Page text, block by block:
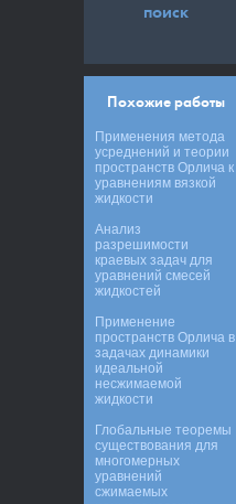
поиск
Похожие работы
Применения метода
усреднений и теории
пространств Орлича к
уравнениям вязкой
жидкости
Анализ
разрешимости
краевых задач для
уравнений смесей
жидкостей
Применение
пространств Орлича в
задачах динамики
идеальной
несжимаемой
жидкости
Глобальные теоремы
существования для
многомерных
уравнений
сжимаемых